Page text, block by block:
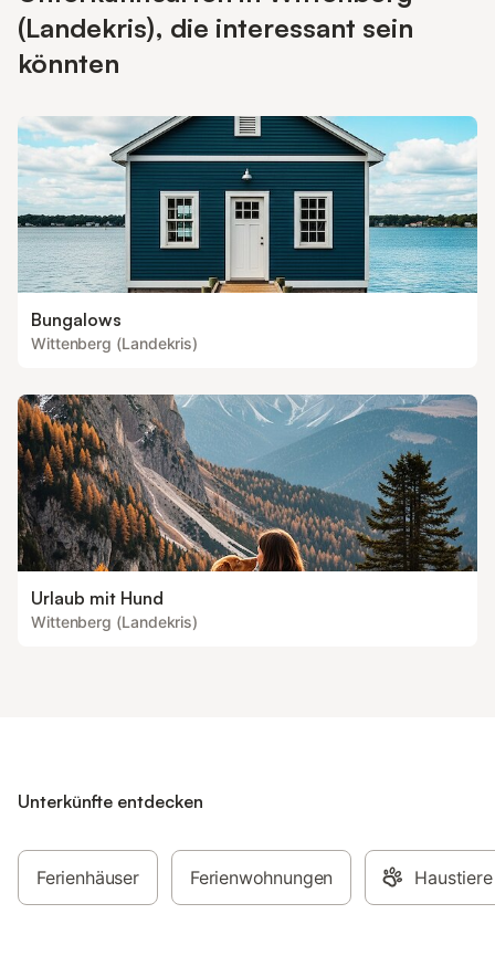
(Landekris), die interessant sein
könnten
Bungalows
Wittenberg (Landekris)
Urlaub mit Hund
Wittenberg (Landekris)
Unterkünfte entdecken
Ferienhäuser Ferienwohnungen